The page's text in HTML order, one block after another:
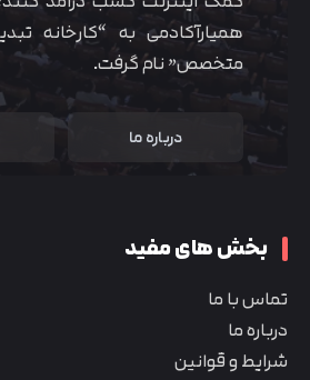
همیارآکادمی به “کارخانه
متخصص” نام گرفت.
درباره ما
بخش های مفید
تماس با ما
درباره ما
شرایط و قوانین